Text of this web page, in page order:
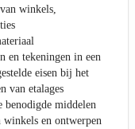
winkels,
en tekeningen in een
eisen bij het
van etalages
benodigde middelen
en ontwerpen